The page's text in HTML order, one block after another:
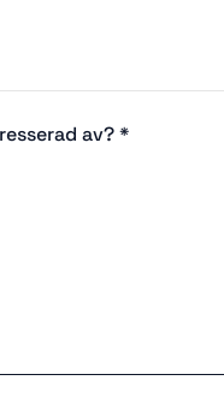
av? *